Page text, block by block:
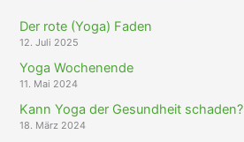
Der rote (Yoga) Faden
12. Juli 2025
Yoga Wochenende
11. Mai 2024
Kann Yoga der Gesundheit schaden?
18. März 2024